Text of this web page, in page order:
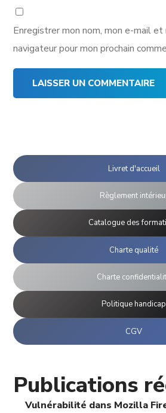
Enregistrer mon nom, mon e-mail
navigateur pour mon prochain
Livret d'accueil
Règlement
Catalogue des
Charte qualité
Charte
Politique handicap
CGV
Publications
Vulnérabilité dans Mozilla